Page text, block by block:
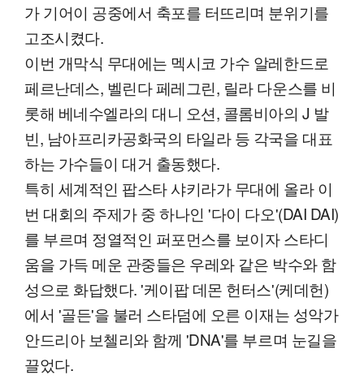
가 기어이 공중에서 축포를 터뜨리며 분위기를
고조시켰다.
이번 개막식 무대에는 멕시코 가수 알레한드로
페르난데스, 벨린다 페레그린, 릴라 다운스를 비
롯해 베네수엘라의 대니 오션, 콜롬비아의 J 발
빈, 남아프리카공화국의 타일라 등 각국을 대표
하는 가수들이 대거 출동했다.
특히 세계적인 팝스타 샤키라가 무대에 올라 이
번 대회의 주제가 중 하나인 '다이 다오'(DAI DAI)
를 부르며 정열적인 퍼포먼스를 보이자 스타디
움을 가득 메운 관중들은 우레와 같은 박수와 함
성으로 화답했다. '케이팝 데몬 헌터스'(케데헌)
에서 '골든'을 불러 스타덤에 오른 이재는 성악가
안드리아 보첼리와 함께 'DNA'를 부르며 눈길을
끌었다.